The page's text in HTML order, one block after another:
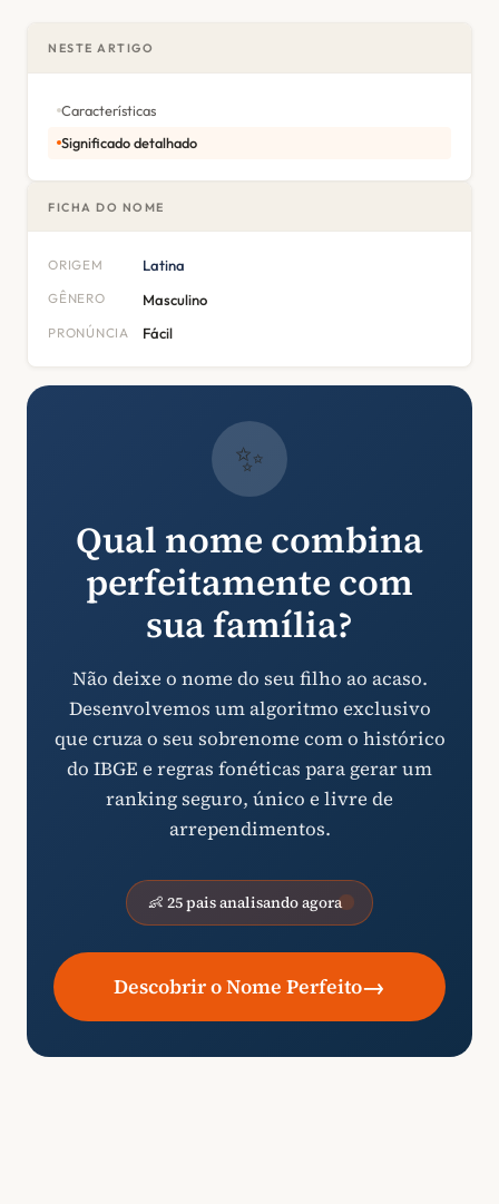
NESTE ARTIGO
Características
Significado detalhado
FICHA DO NOME
ORIGEM Latina
GÊNERO Masculino
PRONÚNCIA Fácil
✨
Qual nome combina
perfeitamente com
sua família?
Não deixe o nome do seu filho ao acaso.
Desenvolvemos um algoritmo exclusivo
que cruza o seu sobrenome com o histórico
do IBGE e regras fonéticas para gerar um
ranking seguro, único e livre de
arrependimentos.
👶 25 pais analisando agora
Descobrir o Nome Perfeito→